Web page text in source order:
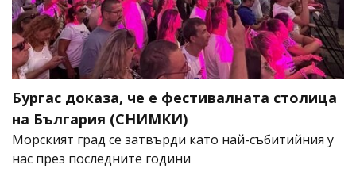
Бургас доказа, че е фестивалната столица
на България (СНИМКИ)
Морският град се затвърди като най-събитийния у
нас през последните години